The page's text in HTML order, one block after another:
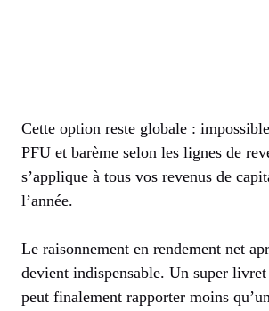
Cette option reste globale :
PFU et barème selon les lignes de
s’applique à tous vos revenus de
l’année.
Le raisonnement en rendement net
devient indispensable. Un super
peut finalement rapporter moins